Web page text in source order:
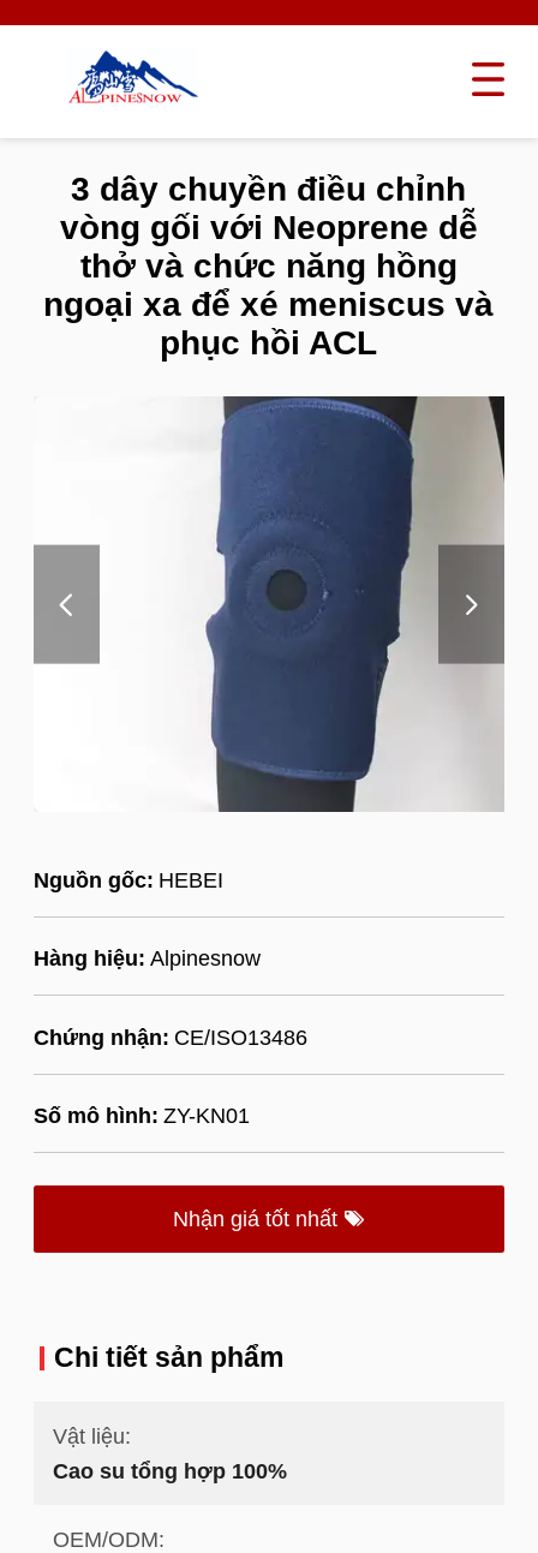
Nguồn gốc: HEBEI
Hàng hiệu: Alpinesnow
Chứng nhận: CE/ISO13486
Số mô hình: ZY-KN01
Nhận giá tốt nhất
3 dây chuyền điều chỉnh
vòng gối với Neoprene dễ
thở và chức năng hồng
ngoại xa để xé meniscus và
phục hồi ACL
Chi tiết sản phẩm
Vật liệu:
Cao su tổng hợp 100%
OEM/ODM: